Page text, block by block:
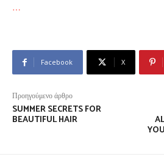
…
Facebook X
Προηγούμενο άρθρο
SUMMER SECRETS FOR
BEAUTIFUL HAIR